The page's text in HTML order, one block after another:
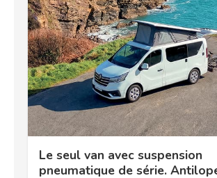
Le seul van avec suspension
pneumatique de série.